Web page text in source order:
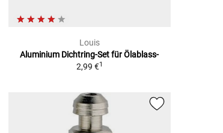
Louis
Aluminium Dichtring-Set für Ölablass-
2,99 €1